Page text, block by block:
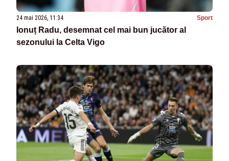
24 mai 2026, 11:34 Sport
Ionuț Radu, desemnat cel mai bun jucător al
sezonului la Celta Vigo